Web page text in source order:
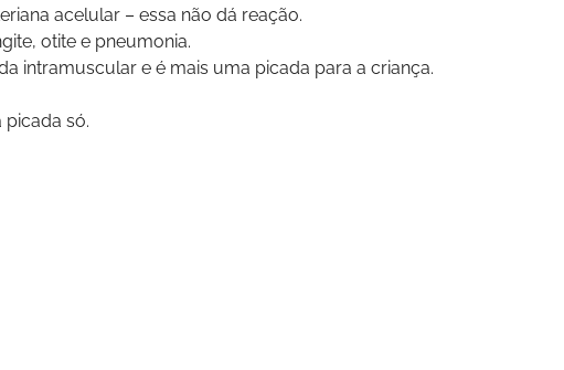
acelular – essa não dá reação.
otite e pneumonia.
intramuscular e é mais uma picada para a criança.
picada só.